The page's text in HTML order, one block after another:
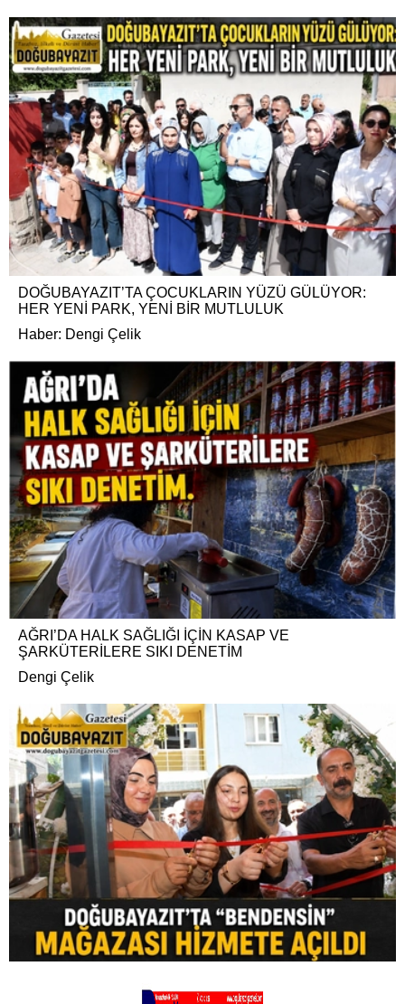
DOĞUBAYAZIT’TA ÇOCUKLARIN YÜZÜ GÜLÜYOR:
HER YENİ PARK, YENİ BİR MUTLULUK
Haber: Dengi Çelik
AĞRI’DA HALK SAĞLIĞI İÇİN KASAP VE
ŞARKÜTERİLERE SIKI DENETİM
Dengi Çelik